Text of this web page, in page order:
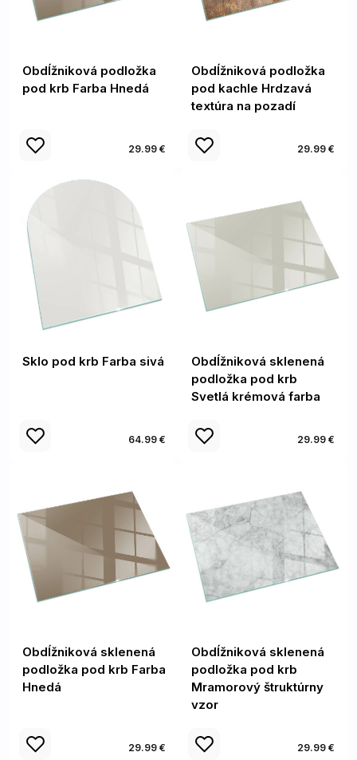
Obdĺžniková podložka
pod krb Farba Hnedá
29.99 €
Obdĺžniková podložka
pod kachle Hrdzavá
textúra na pozadí
29.99 €
Sklo pod krb Farba sivá
64.99 €
Obdĺžniková sklenená
podložka pod krb
Svetlá krémová farba
29.99 €
Obdĺžniková sklenená
podložka pod krb Farba
Hnedá
29.99 €
Obdĺžniková sklenená
podložka pod krb
Mramorový štruktúrny
vzor
29.99 €